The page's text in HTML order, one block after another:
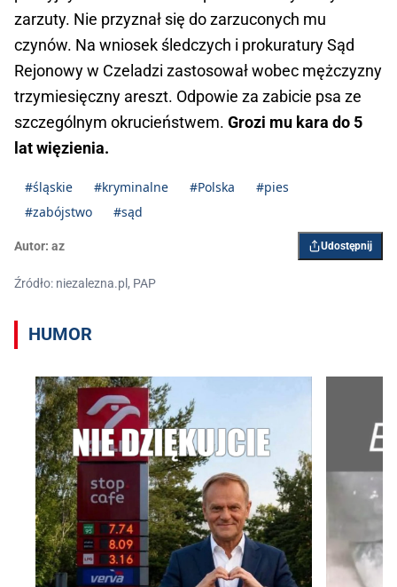
zarzuty. Nie przyznał się do zarzuconych mu
czynów. Na wniosek śledczych i prokuratury Sąd
Rejonowy w Czeladzi zastosował wobec mężczyzny
trzymiesięczny areszt. Odpowie za zabicie psa ze
szczególnym okrucieństwem. Grozi mu kara do 5
lat więzienia.
#śląskie #kryminalne #Polska
#pies
#zabójstwo
#sąd
Autor: az Udostępnij
Źródło: niezalezna.pl, PAP
HUMOR